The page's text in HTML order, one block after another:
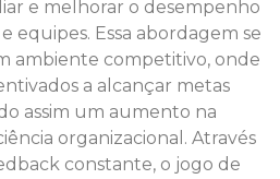
e melhorar o desempenho
equipes. Essa abordagem se
ambiente competitivo, onde
a alcançar metas
assim um aumento na
organizacional. Através
constante, o jogo de